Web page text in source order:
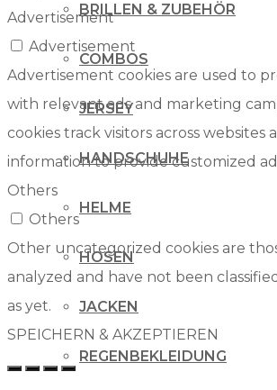
BRILLEN & ZUBEHÖR
COMBOS
JERSEY
HANDSCHUHE
HELME
HOSEN
JACKEN
REGENBEKLEIDUNG
Advertisement
Advertisement
Advertisement cookies are used to
with relevant ads and marketing
cookies track visitors across websites
information to provide customized
Others
Others
Other uncategorized cookies are
analyzed and have not been
as yet.
SPEICHERN & AKZEPTIEREN